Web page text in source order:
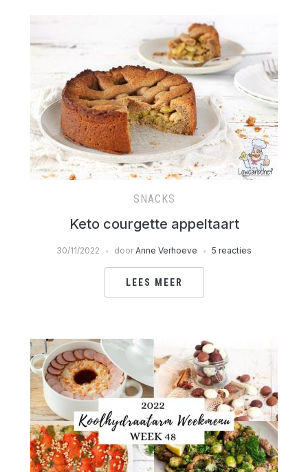
SNACKS
Keto courgette appeltaart
30/11/2022 door Anne Verhoeve 5 reacties
LEES MEER